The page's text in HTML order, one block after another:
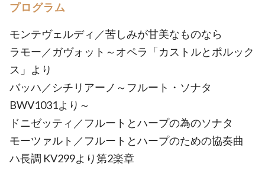
プログラム
モンテヴェルディ／苦しみが甘美なものなら
ラモー／ガヴォット～オペラ「カストルとポルック
ス」より
バッハ／シチリアーノ～フルート・ソナタ
BWV1031より～
ドニゼッティ／フルートとハープの為のソナタ
モーツァルト／フルートとハープのための協奏曲
ハ長調 KV299より第2楽章